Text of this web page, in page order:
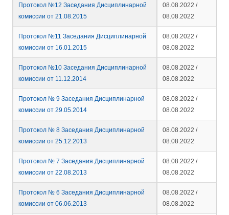
Протокол №12 Заседания Дисциплинарной
комиссии от 21.08.2015
08.08.2022 /
08.08.2022
Протокол №11 Заседания Дисциплинарной
комиссии от 16.01.2015
08.08.2022 /
08.08.2022
Протокол №10 Заседания Дисциплинарной
комиссии от 11.12.2014
08.08.2022 /
08.08.2022
Протокол № 9 Заседания Дисциплинарной
комиссии от 29.05.2014
08.08.2022 /
08.08.2022
Протокол № 8 Заседания Дисциплинарной
комиссии от 25.12.2013
08.08.2022 /
08.08.2022
Протокол № 7 Заседания Дисциплинарной
комиссии от 22.08.2013
08.08.2022 /
08.08.2022
Протокол № 6 Заседания Дисциплинарной
комиссии от 06.06.2013
08.08.2022 /
08.08.2022